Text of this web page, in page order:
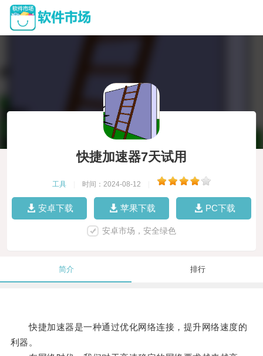
快捷加速器7天试用
工具 时间：2024-08-12
安卓下载 苹果下载 PC下载
安卓市场，安全绿色
简介 排行
快捷加速器是一种通过优化网络连接，提升网络速度的
利器。